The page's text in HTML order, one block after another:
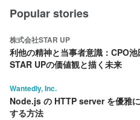
Popular stories
株式会社STAR UP
利他の精神と当事者意識：CPO
STAR UPの価値観と描く未来
Wantedly, Inc.
Node.js の HTTP server を優雅
する方法